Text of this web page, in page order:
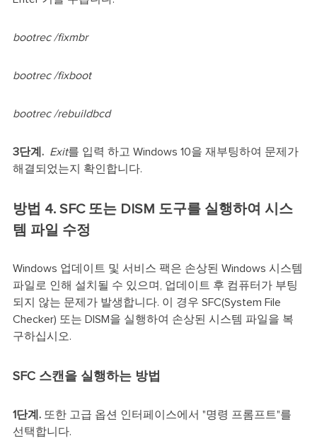
bootrec /fixmbr
bootrec /fixboot
bootrec /rebuildbcd
3단계. Exit를 입력 하고 Windows 10을 재부팅하여 문제가
해결되었는지 확인합니다.
방법 4. SFC 또는 DISM 도구를 실행하여 시스
템 파일 수정
Windows 업데이트 및 서비스 팩은 손상된 Windows 시스템
파일로 인해 설치될 수 있으며, 업데이트 후 컴퓨터가 부팅
되지 않는 문제가 발생합니다. 이 경우 SFC(System File
Checker) 또는 DISM을 실행하여 손상된 시스템 파일을 복
구하십시오.
SFC 스캔을 실행하는 방법
1단계. 또한 고급 옵션 인터페이스에서 "명령 프롬프트"를
선택합니다.